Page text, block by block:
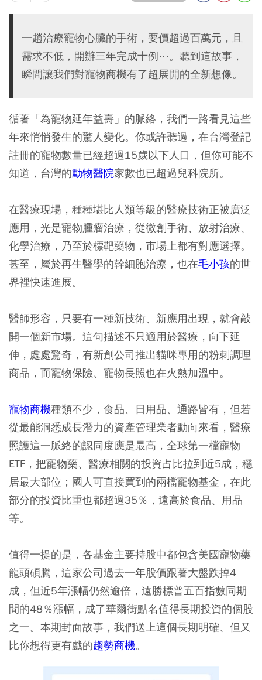
一趟治療寵物心臟的手術，要價超過百萬元，且
需求不低，開辦三年完成十例⋯。聽到這故事，
瞬間讓我們對寵物商機有了超展開的全新想像。
循著「為寵物延年益壽」的脈絡，我們一路看見這些
年來悄悄發生的驚人變化。你或許聽過，在台灣登記
註冊的寵物數量已經超過15歲以下人口，但你可能不
知道，台灣的動物醫院家數也已超過兒科院所。
在醫療現場，種種堪比人類等級的醫療技術正被廣泛
應用，光是寵物腫瘤治療，從微創手術、放射治療、
化學治療，乃至於標靶藥物，市場上都有對應選擇。
甚至，屬於再生醫學的幹細胞治療，也在毛小孩的世
界裡快速進展。
醫師形容，只要有一種新技術、新應用出現，就會敲
開一個新市場。這句描述不只適用於醫療，向下延
伸，處處驚奇，有新創公司推出貓咪專用的粉刺調理
商品，而寵物保險、寵物長照也在火熱加溫中。
寵物商機種類不少，食品、日用品、通路皆有，但若
從最能洞悉成長潛力的資產管理業者動向來看，醫療
照護這一脈絡的認同度應是最高，全球第一檔寵物
ETF，把寵物藥、醫療相關的投資占比拉到近5成，穩
居最大部位；國人可直接買到的兩檔寵物基金，在此
部分的投資比重也都超過35％，遠高於食品、用品
等。
值得一提的是，各基金主要持股中都包含美國寵物藥
龍頭碩騰，這家公司過去一年股價跟著大盤跌掉4
成，但近5年漲幅仍然逾倍，遠勝標普五百指數同期
間的48％漲幅，成了華爾街點名值得長期投資的個股
之一。本期封面故事，我們送上這個長期明確、但又
比你想得更有戲的趨勢商機。